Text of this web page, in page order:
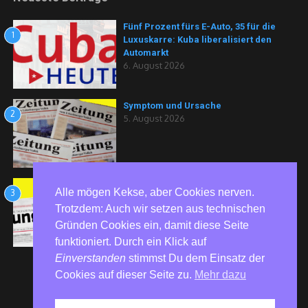
1
Fünf Prozent fürs E-Auto, 35 für die
Luxuskarre: Kuba liberalisiert den
Automarkt
6. August 2026
2
Symptom und Ursache
5. August 2026
3 5. August 2026
Alle mögen Kekse, aber Cookies nerven.
Trotzdem: Auch wir setzen aus technischen
Gründen Cookies ein, damit diese Seite
funktioniert. Durch ein Klick auf
Einverstanden stimmst Du dem Einsatz der
Cookies auf dieser Seite zu. Mehr dazu